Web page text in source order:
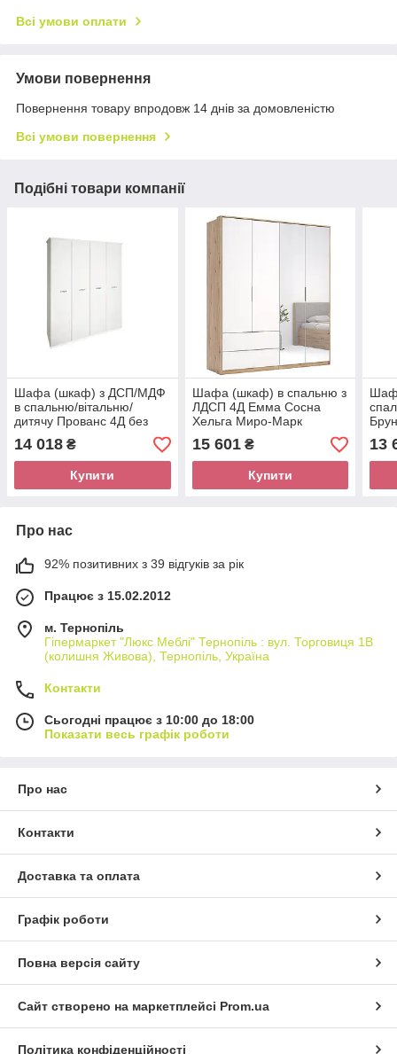
Всі умови оплати
Умови повернення
Повернення товару впродовж 14 днів за домовленістю
Всі умови повернення
Подібні товари компанії
Шафа (шкаф) з ДСП/МДФ
в спальню/вітальню/
дитячу Прованс 4Д без
дзеркал Миро-Марк
14 018 ₴
Купити
Шафа (шкаф) в спальню з
ЛДСП 4Д Емма Сосна
Хельга Миро-Марк
15 601₴
Купити
13
Про нас
92% позитивних з 39 відгуків за рік
Працює з 15.02.2012
м. Тернопіль
Гіпермаркет "Люкс Меблі" Тернопіль : вул. Торговиця 1В
(колишня Живова), Тернопіль, Україна
Контакти
Сьогодні працює з 10:00 до 18:00
Показати весь графік роботи
Про нас
Контакти
Доставка та оплата
Графік роботи
Повна версія сайту
Сайт створено на маркетплейсі Prom.ua
Політика конфіденційності